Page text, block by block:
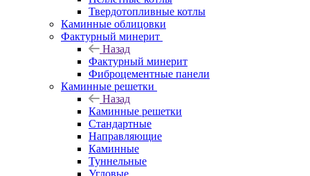
Твердотопливные котлы
Каминные облицовки
Фактурный минерит
Назад
Фактурный минерит
Фиброцементные панели
Каминные решетки
Назад
Каминные решетки
Стандартные
Направляющие
Каминные
Туннельные
Угловые